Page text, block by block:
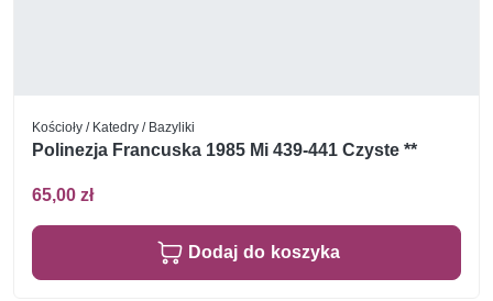
Kościoły / Katedry / Bazyliki
Polinezja Francuska 1985 Mi 439-441 Czyste **
65,00 zł
Dodaj do koszyka